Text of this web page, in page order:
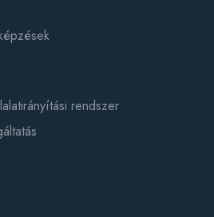
rendszer